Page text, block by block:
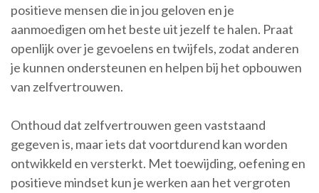
positieve mensen die in jou geloven en je
aanmoedigen om het beste uit jezelf te halen. Praat
openlijk over je gevoelens en twijfels, zodat anderen
je kunnen ondersteunen en helpen bij het opbouwen
van zelfvertrouwen.
Onthoud dat zelfvertrouwen geen vaststaand
gegeven is, maar iets dat voortdurend kan worden
ontwikkeld en versterkt. Met toewijding, oefening en
positieve mindset kun je werken aan het vergroten